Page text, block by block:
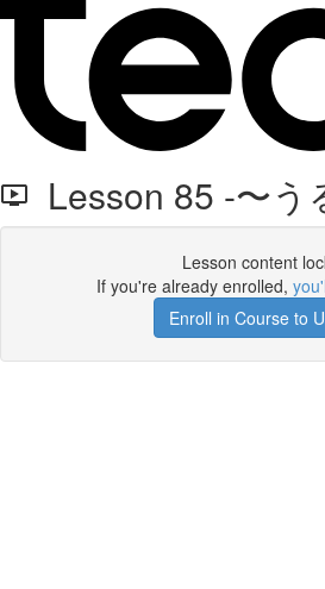
Lesson 85 -〜う
Lesson content
If you're already enrolled,
Enroll in Course to